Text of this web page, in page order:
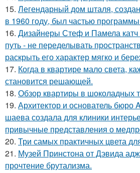
15. Легендарный дом шталя,
в 1960 году, был частью
16. Дизайнеры Стеф и Памела
путь - не переделывать
раскрыть его характер мягко и
17. Когда в квартире мало света,
становится решающей.
18. Обзор квартиры в шоколадных
19. Архитектор и основатель бюро
шаева создала для клиники
привычные представления о
20. Три самых практичных цвета
21. Музей Принстона от Дэвида
прочтение брутализма.